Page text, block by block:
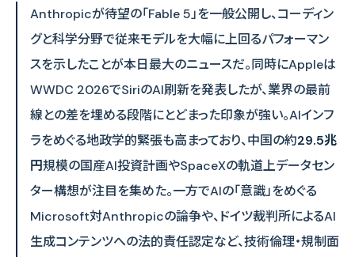
Anthropicが待望の「Fable 5」を一般公開し、コーディン
グと科学分野で従来モデルを大幅に上回るパフォーマン
スを示したことが本日最大のニュースだ。同時にAppleは
WWDC 2026でSiriのAI刷新を発表したが、業界の最前
線との差を埋める段階にとどまった印象が強い。AIインフ
ラをめぐる地政学的緊張も高まっており、中国の約29.5兆
円規模の国産AI投資計画やSpaceXの軌道上データセン
ター構想が注目を集めた。一方でAIの「意識」をめぐる
Microsoft対Anthropicの論争や、ドイツ裁判所によるAI
生成コンテンツへの法的責任認定など、技術倫理・規制面